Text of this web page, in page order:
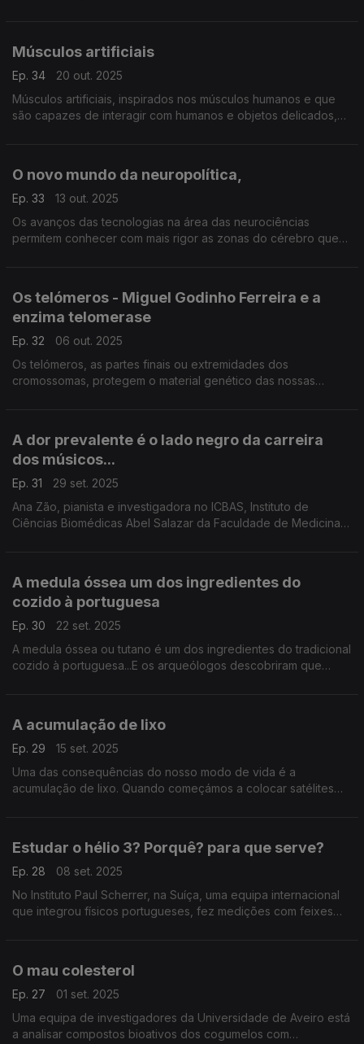
Músculos artificiais
Ep. 34
20 out. 2025
Músculos artificiais, inspirados nos músculos humanos e que
são capazes de interagir com humanos e objetos delicados,
O novo mundo da neuropolítica,
Ep. 33
13 out. 2025
Os avanços das tecnologias na área das neurociências
permitem conhecer com mais rigor as zonas do cérebro que
Os telómeros - Miguel Godinho Ferreira e a
enzima telomerase
Ep. 32
06 out. 2025
Os telómeros, as partes finais ou extremidades dos
cromossomas, protegem o material genético das nossas
A dor prevalente é o lado negro da carreira
dos músicos...
Ep. 31
29 set. 2025
Ana Zão, pianista e investigadora no ICBAS, Instituto de
Ciências Biomédicas Abel Salazar da Faculdade de Medicina
A medula óssea um dos ingredientes do
cozido à portuguesa
Ep. 30
22 set. 2025
A medula óssea ou tutano é um dos ingredientes do tradicional
cozido à portuguesa...E os arqueólogos descobriram que
A acumulação de lixo
Ep. 29
15 set. 2025
Uma das consequências do nosso modo de vida é a
acumulação de lixo. Quando começámos a colocar satélites
Estudar o hélio 3? Porquê? para que serve?
Ep. 28
08 set. 2025
No Instituto Paul Scherrer, na Suíça, uma equipa internacional
que integrou físicos portugueses, fez medições com feixes
O mau colesterol
Ep. 27
01 set. 2025
Uma equipa de investigadores da Universidade de Aveiro está
a analisar compostos bioativos dos cogumelos com